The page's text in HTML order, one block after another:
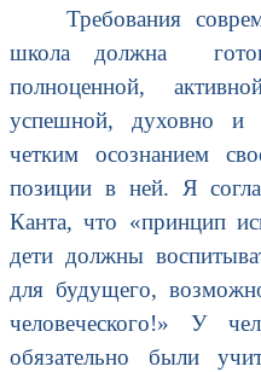
Требования
школа должна
полноценной,
успешной, духовно и
четким осознанием
позиции в ней. Я
Канта, что «принцип
дети должны
для будущего,
человеческого!» У
обязательно были